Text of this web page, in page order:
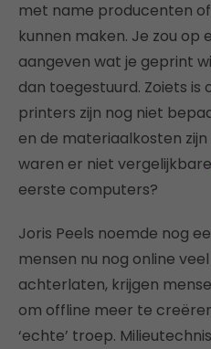
met name producenten
kunnen maken. Je zou op
aangeven wat je geprint
dan toegestuurd. Zoiets is
printers zijn nog niet
en de materiaalkosten
waren er niet vergelijkbare
eerste computers?
Joris Peels noemde nog
mensen nu nog online
achterlaten, krijgen
om offline meer te
‘echte’ troep.